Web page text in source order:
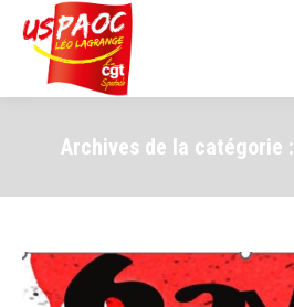
Archives de la catégorie :